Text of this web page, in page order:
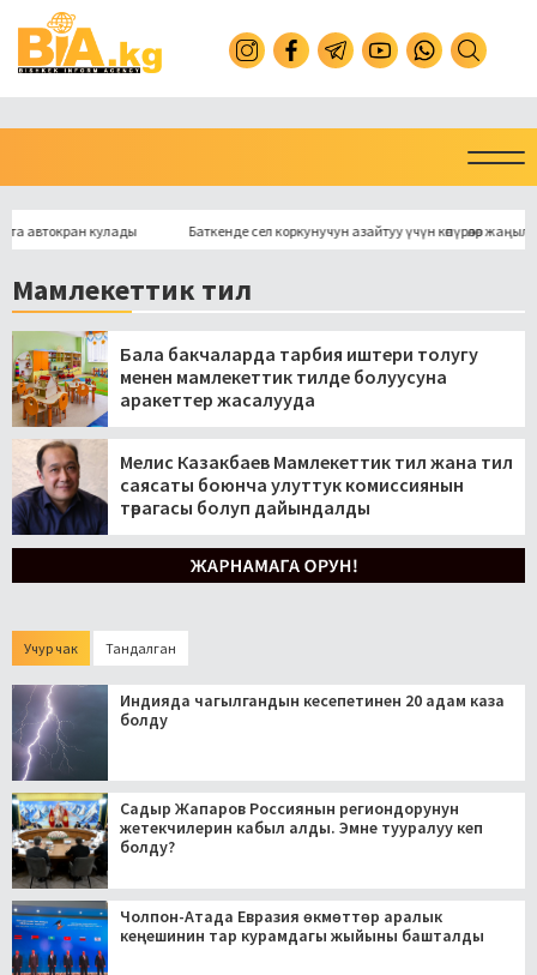
кулады Баткенде сел коркунучун азайтуу үчүн көпүрөлөр жаңыланат
Мамлекеттик тил
Бала бакчаларда тарбия иштери толугу
менен мамлекеттик тилде болуусуна
аракеттер жасалууда
Мелис Казакбаев Мамлекеттик тил жана тил
саясаты боюнча улуттук комиссиянын
төрагасы болуп дайындалды
Учур чак Тандалган
Индияда чагылгандын кесепетинен 20 адам каза
болду
Садыр Жапаров Россиянын региондорунун
жетекчилерин кабыл алды. Эмне тууралуу кеп
болду?
Чолпон-Атада Евразия өкмөттөр аралык
кеңешинин тар курамдагы жыйыны башталды